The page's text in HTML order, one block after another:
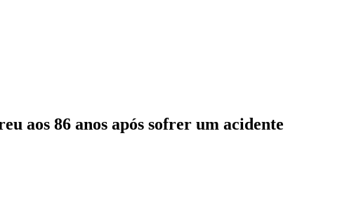
aos 86 anos após sofrer um acidente